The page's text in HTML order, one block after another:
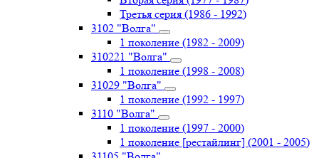
Третья серия (1986 - 1992)
3102 "Волга"
1 поколение (1982 - 2009)
310221 "Волга"
1 поколение (1998 - 2008)
31029 "Волга"
1 поколение (1992 - 1997)
3110 "Волга"
1 поколение (1997 - 2000)
1 поколение [рестайлинг] (2001 - 2005)